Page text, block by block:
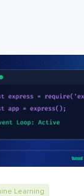
Learning